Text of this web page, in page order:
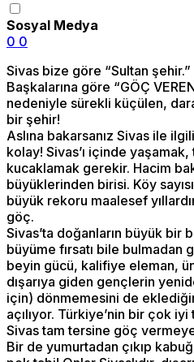
Sosyal Medya
0 0
Sivas bize göre “Sultan şehir.”
Başkalarına göre “GÖÇ
nedeniyle sürekli küçülen,
bir şehir!
Aslına bakarsanız Sivas ile
kolay! Sivas’ı içinde yaşamak,
kucaklamak gerekir. Hacim
büyüklerinden birisi. Köy
büyük rekoru maalesef
göç.
Sivas’ta doğanların büyük bir
büyüme fırsatı bile bulmadan
beyin gücü, kalifiye eleman,
dışarıya giden gençlerin
için) dönmemesini de
açılıyor. Türkiye’nin bir çok
Sivas tam tersine göç
Bir de yumurtadan çıkıp